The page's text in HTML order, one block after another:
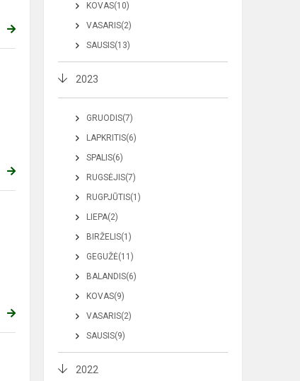
KOVAS(10)
VASARIS(2)
SAUSIS(13)
2023
GRUODIS(7)
LAPKRITIS(6)
SPALIS(6)
RUGSĖJIS(7)
RUGPJŪTIS(1)
LIEPA(2)
BIRŽELIS(1)
GEGUŽĖ(11)
BALANDIS(6)
KOVAS(9)
VASARIS(2)
SAUSIS(9)
2022